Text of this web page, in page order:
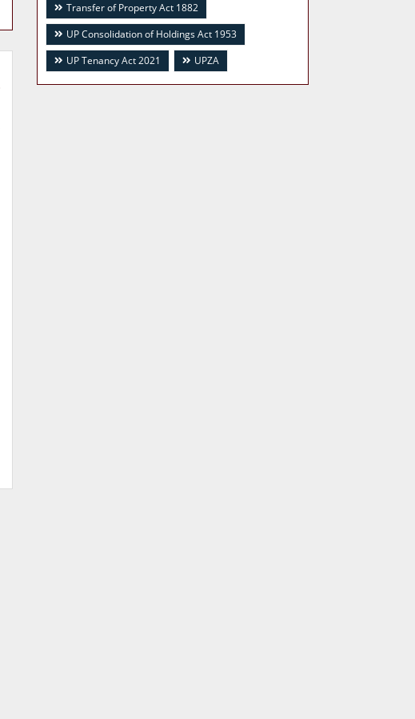
Transfer of Property Act 1882
UP Consolidation of Holdings Act 1953
UP Tenancy Act 2021
UPZA